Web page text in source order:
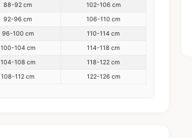
88-92 cm
102-106 cm
92-96 cm
106-110 cm
96-100 cm
110-114 cm
100-104 cm
114-118 cm
104-108 cm
118-122 cm
108-112 cm 122-126 cm